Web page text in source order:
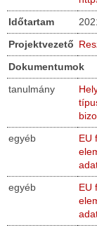
Időtartam
Projektvezető
Dokumentumok
tanulmány
egyéb
EU
egyéb
EU